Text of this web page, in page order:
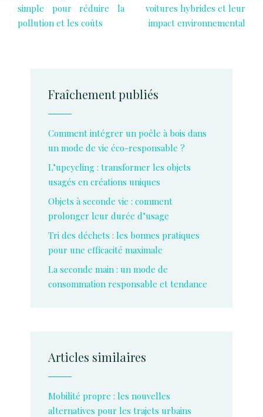
simple pour réduire la
pollution et les coûts
voitures hybrides et leur
impact environnemental
Fraîchement publiés
Comment intégrer un poêle à bois dans
un mode de vie éco-responsable ?
L’upcycling : transformer les objets
usagés en créations uniques
Objets à seconde vie : comment
prolonger leur durée d’usage
Tri des déchets : les bonnes pratiques
pour une efficacité maximale
La seconde main : un mode de
consommation responsable et tendance
Articles similaires
Mobilité propre : les nouvelles
alternatives pour les trajets urbains